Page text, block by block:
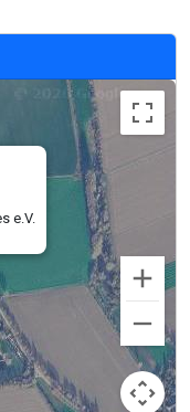
e.V.